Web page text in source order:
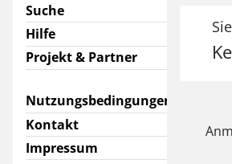
Suche
Hilfe
Projekt & Partner
Nutzungsbedingungen
Kontakt
Impressum